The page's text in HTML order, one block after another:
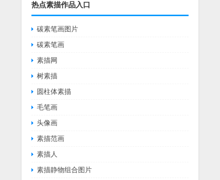
热点素描作品入口
碳素笔画图片
碳素笔画
素描网
树素描
圆柱体素描
毛笔画
头像画
素描范画
素描人
素描静物组合图片